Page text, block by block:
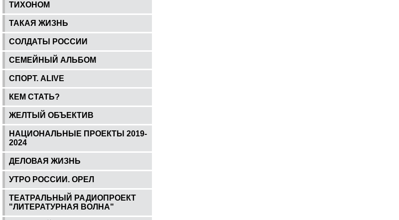
ТИХОНОМ
ТАКАЯ ЖИЗНЬ
СОЛДАТЫ РОССИИ
СЕМЕЙНЫЙ АЛЬБОМ
СПОРТ. ALIVE
КЕМ СТАТЬ?
ЖЕЛТЫЙ ОБЪЕКТИВ
НАЦИОНАЛЬНЫЕ ПРОЕКТЫ 2019-
2024
ДЕЛОВАЯ ЖИЗНЬ
УТРО РОССИИ. ОРЕЛ
ТЕАТРАЛЬНЫЙ РАДИОПРОЕКТ
"ЛИТЕРАТУРНАЯ ВОЛНА"